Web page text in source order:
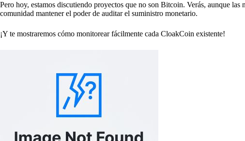
Pero hoy, estamos discutiendo proyectos que no son Bitcoin. Verás, aunque
comunidad mantener el poder de auditar el suministro monetario.
¡Y te mostraremos cómo monitorear fácilmente cada CloakCoin existente!